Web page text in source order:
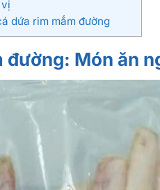
dứa rim mắm đường
Món ăn